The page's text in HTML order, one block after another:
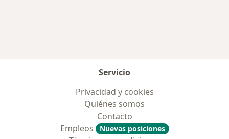
Servicio
Privacidad y cookies
Quiénes somos
Contacto
Empleos
Nuevas posiciones